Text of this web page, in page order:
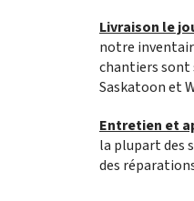
Livraison le
notre
chantiers sont
Saskatoon et
Entretien et
la plupart des
des